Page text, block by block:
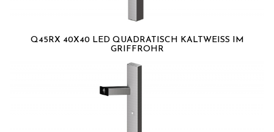
Q45RX 40X40 LED QUADRATISCH KALTWEISS IM G
RIFFROHR